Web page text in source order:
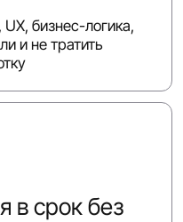
бизнес-логика,
и не тратить
в срок без